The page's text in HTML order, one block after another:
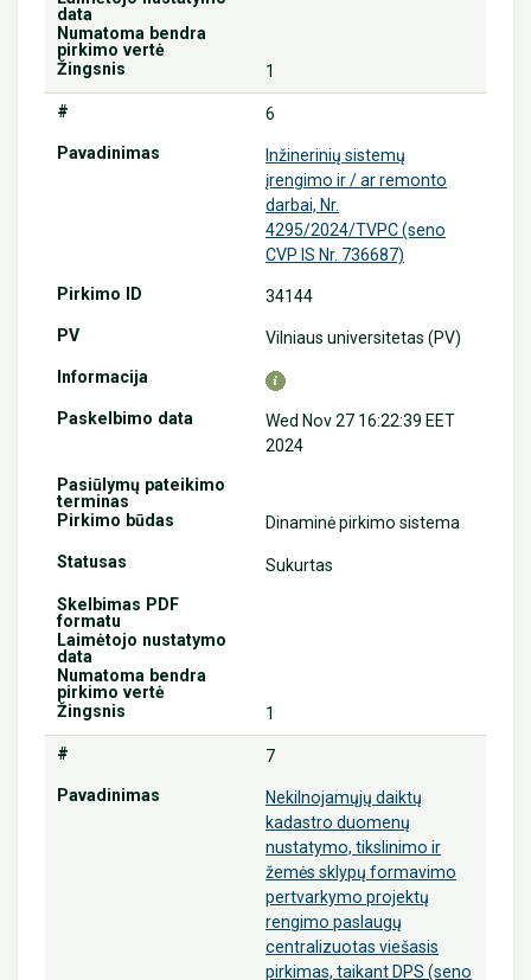
1
6
Inžinerinių sistemų
įrengimo ir / ar remonto
darbai, Nr.
4295/2024/TVPC (seno
CVP IS Nr. 736687)
34144
Vilniaus universitetas (PV)
Wed Nov 27 16:22:39 EET
2024
Dinaminė pirkimo sistema
Sukurtas
1
7
Nekilnojamųjų daiktų
kadastro duomenų
nustatymo, tikslinimo ir
žemės sklypų formavimo
pertvarkymo projektų
rengimo paslaugų
centralizuotas viešasis
pirkimas, taikant DPS (seno